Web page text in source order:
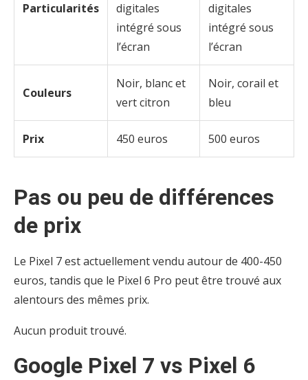
Particularités
digitales
intégré sous
l’écran
digitales
intégré sous
l’écran
Couleurs
Noir, blanc et
vert citron
Noir, corail et
bleu
Prix 450 euros 500 euros
Pas ou peu de différences
de prix
Le Pixel 7 est actuellement vendu autour de 400-450
euros, tandis que le Pixel 6 Pro peut être trouvé aux
alentours des mêmes prix.
Aucun produit trouvé.
Google Pixel 7 vs Pixel 6